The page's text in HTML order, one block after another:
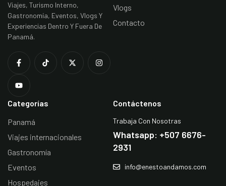
Viajes, Turismo Interno,
Gastronomía, Eventos, Vlogs Y
Experiencias Dentro Y Fuera De
Panamá.
Vlogs
Contacto
Categorías
Panamá
Viajes internacionales
Gastronomía
Eventos
Hospedajes
Contáctenos
Trabaja Con Nosotras
Whatsapp: +507 6676-
2931
info@enestoandamos.com